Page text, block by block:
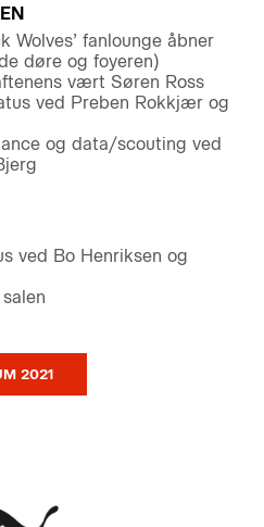
Wolves’ fanlounge åbner
døre og foyeren)
vært Søren Ross
ved Preben Rokkjær og
og data/scouting ved
ved Bo Henriksen og
2021